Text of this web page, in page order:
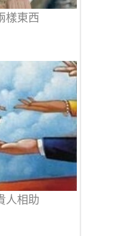
樣東西
人相助